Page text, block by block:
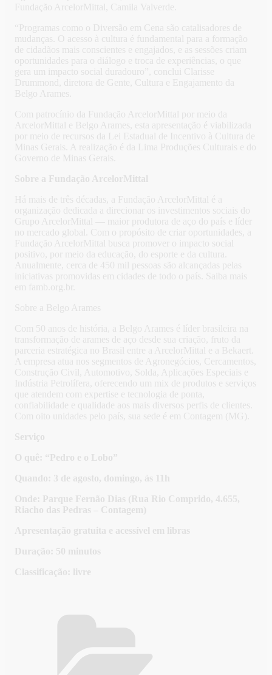
Fundação ArcelorMittal, Camila Valverde.
“Programas como o Diversão em Cena são catalisadores de
mudanças. O acesso à cultura é fundamental para a formação
de cidadãos mais conscientes e engajados, e as sessões criam
oportunidades para o diálogo e troca de experiências, o que
gera um impacto social duradouro”, conclui Clarisse
Drummond, diretora de Gente, Cultura e Engajamento da
Belgo Arames.
Com patrocínio da Fundação ArcelorMittal por meio da
ArcelorMittal e Belgo Arames, esta apresentação é viabilizada
por meio de recursos da Lei Estadual de Incentivo à Cultura de
Minas Gerais. A realização é da Lima Produções Culturais e do
Governo de Minas Gerais.
Sobre a Fundação ArcelorMittal
Há mais de três décadas, a Fundação ArcelorMittal é a
organização dedicada a direcionar os investimentos sociais do
Grupo ArcelorMittal — maior produtora de aço do país e líder
no mercado global. Com o propósito de criar oportunidades, a
Fundação ArcelorMittal busca promover o impacto social
positivo, por meio da educação, do esporte e da cultura.
Anualmente, cerca de 450 mil pessoas são alcançadas pelas
iniciativas promovidas em cidades de todo o país. Saiba mais
em famb.org.br.
Sobre a Belgo Arames
Com 50 anos de história, a Belgo Arames é líder brasileira na
transformação de arames de aço desde sua criação, fruto da
parceria estratégica no Brasil entre a ArcelorMittal e a Bekaert.
A empresa atua nos segmentos de Agronegócios, Cercamentos,
Construção Civil, Automotivo, Solda, Aplicações Especiais e
Indústria Petrolífera, oferecendo um mix de produtos e serviços
que atendem com expertise e tecnologia de ponta,
confiabilidade e qualidade aos mais diversos perfis de clientes.
Com oito unidades pelo país, sua sede é em Contagem (MG).
Serviço
O quê: “Pedro e o Lobo”
Quando: 3 de agosto, domingo, às 11h
Onde: Parque Fernão Dias (Rua Rio Comprido, 4.655,
Riacho das Pedras – Contagem)
Apresentação gratuita e acessível em libras
Duração: 50 minutos
Classificação: livre